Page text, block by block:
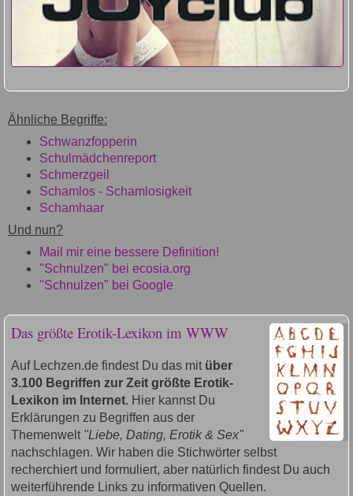
Ähnliche Begriffe:
Schwanzfopperin
Schulmädchenreport
Schmerzgeil
Schamlos - Schamlosigkeit
Schamhaar
Und nun?
Mail mir eine bessere Definition!
"Schnulzen" bei ecosia.org
"Schnulzen" bei Google
Das größte Erotik-Lexikon im WWW
Auf Lechzen.de findest Du das mit über
3.100 Begriffen zur Zeit größte Erotik-
Lexikon im Internet. Hier kannst Du
Erklärungen zu Begriffen aus der
Themenwelt "Liebe, Dating, Erotik & Sex"
nachschlagen. Wir haben die Stichwörter selbst
recherchiert und formuliert, aber natürlich findest Du auch
weiterführende Links zu informativen Quellen.